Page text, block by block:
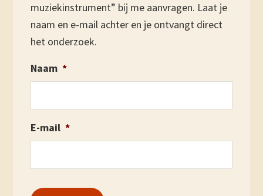
muziekinstrument” bij me aanvragen. Laat je
naam en e-mail achter en je ontvangt direct
het onderzoek.
Naam *
E-mail *